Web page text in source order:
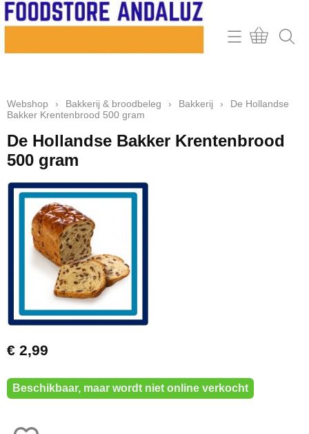
Home
Contact
Mijn account
Retour & klachten
Informatie
Webshop › Bakkerij & broodbeleg › Bakkerij ›
De Hollandse
Bakker Krentenbrood 500 gram
De Hollandse Bakker Krentenbrood
500 gram
€ 2,99
Beschikbaar, maar wordt niet online verkocht